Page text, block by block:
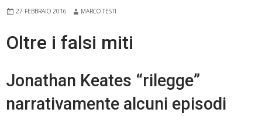
27 FEBBRAIO 2016 MARCO TESTI
Oltre i falsi miti
Jonathan Keates “rilegge”
narrativamente alcuni episodi